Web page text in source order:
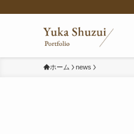
ホーム news